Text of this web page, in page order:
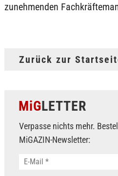
zunehmenden
Zurück zur
MiGLETTER
Verpasse nichts mehr.
MiGAZIN-Newsletter: